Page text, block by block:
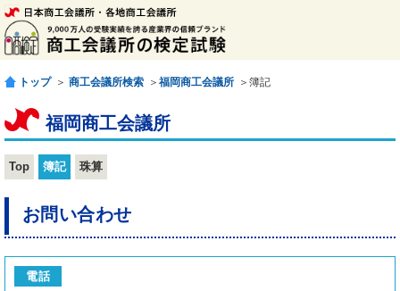
トップ ＞ 商工会議所検索 ＞ 福岡商工会議所 ＞簿記
福岡商工会議所
Top 簿記 珠算
お問い合わせ
電話